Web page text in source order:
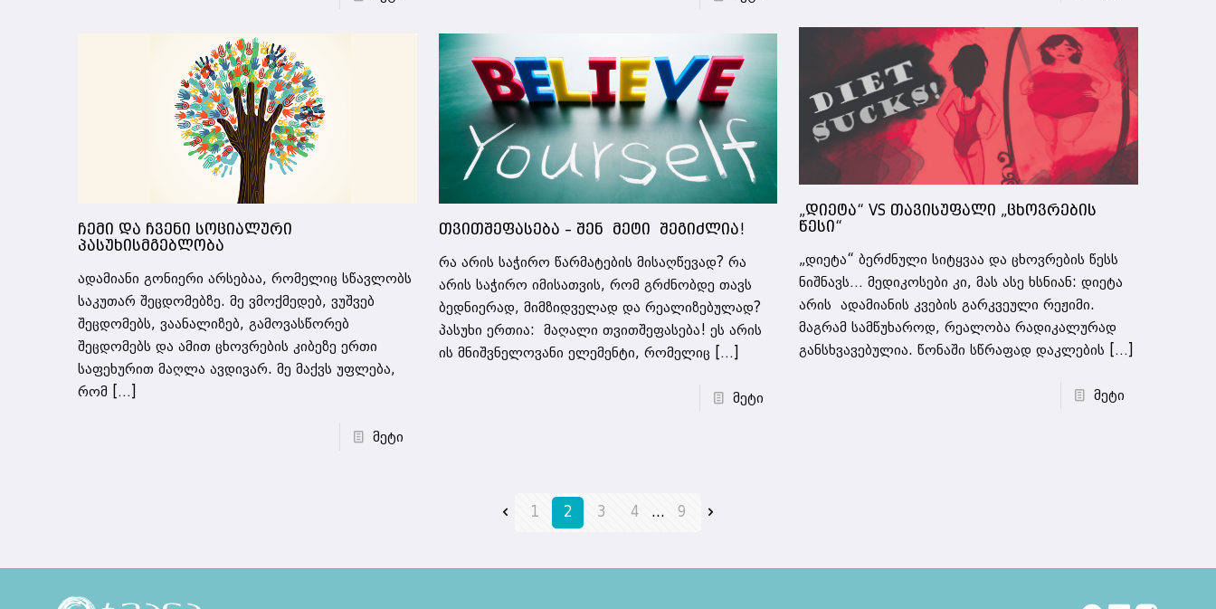
„დიეტა“ VS თავისუფალი „ცხოვრების
წესი“
„დიეტა“ ბერძნული სიტყვაა და ცხოვრების წესს
ნიშნავს… მედიკოსები კი, მას ასე ხსნიან: დიეტა
არის ადამიანის კვების გარკვეული რეჟიმი.
მაგრამ სამწუხაროდ, რეალობა რადიკალურად
განსხვავებულია. წონაში სწრაფად დაკლების […]
მეტი
ჩემი და ჩვენი სოციალური
პასუხისმგებლობა
ადამიანი გონიერი არსებაა, რომელიც სწავლობს
საკუთარ შეცდომებზე. მე ვმოქმედებ, ვუშვებ
შეცდომებს, ვაანალიზებ, გამოვასწორებ
შეცდომებს და ამით ცხოვრების კიბეზე ერთი
საფეხურით მაღლა ავდივარ. მე მაქვს უფლება,
რომ […]
მეტი
თვითშეფასება – შენ მეტი შეგიძლია!
რა არის საჭირო წარმატების მისაღწევად? რა
არის საჭირო იმისათვის, რომ გრძნობდე თავს
ბედნიერად, მიმზიდველად და რეალიზებულად?
პასუხი ერთია: მაღალი თვითშეფასება! ეს არის
ის მნიშვნელოვანი ელემენტი, რომელიც […]
მეტი
1 2 3 4 ... 9